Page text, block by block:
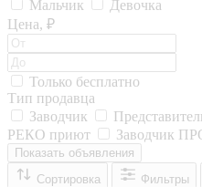
Мальчик
Девочка
Цена, ₽
Только бесплатно
Тип продавца
Заводчик
РЕКО приют
Заводчик
Показать объявления
Сортировка
Фильтры